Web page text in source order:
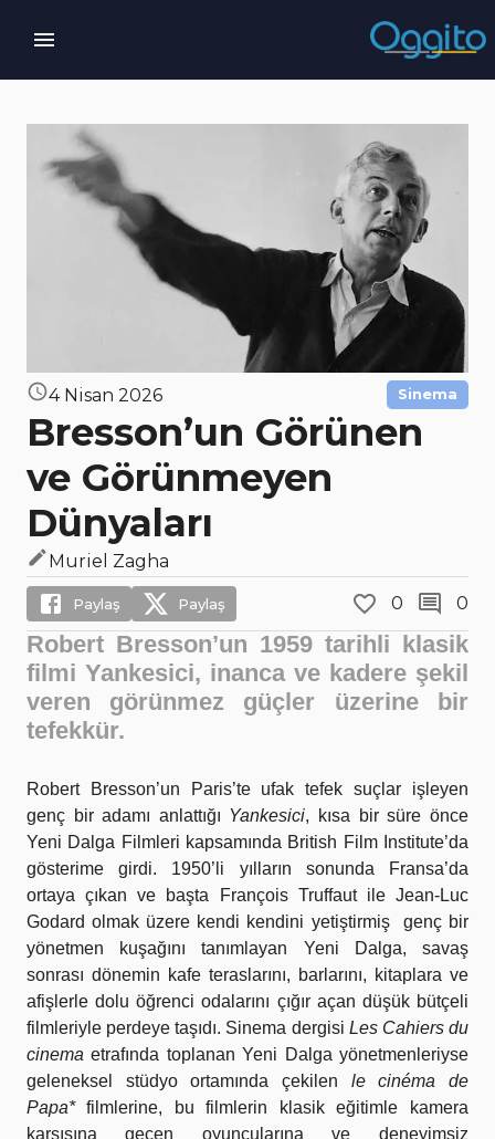
4 Nisan 2026 Sinema
Bresson’un Görünen
ve Görünmeyen
Dünyaları
Muriel Zagha
Paylaş Paylaş 0 0
Robert Bresson’un 1959 tarihli klasik
filmi Yankesici, inanca ve kadere şekil
veren görünmez güçler üzerine bir
tefekkür.
Robert Bresson’un Paris’te ufak tefek suçlar işleyen
genç bir adamı anlattığı Yankesici, kısa bir süre önce
Yeni Dalga Filmleri kapsamında British Film Institute’da
gösterime girdi. 1950’li yılların sonunda Fransa’da
ortaya çıkan ve başta François Truffaut ile Jean-Luc
Godard olmak üzere kendi kendini yetiştirmiş genç bir
yönetmen kuşağını tanımlayan Yeni Dalga, savaş
sonrası dönemin kafe teraslarını, barlarını, kitaplara ve
afişlerle dolu öğrenci odalarını çığır açan düşük bütçeli
filmleriyle perdeye taşıdı. Sinema dergisi Les Cahiers du
cinema etrafında toplanan Yeni Dalga yönetmenleriyse
geleneksel stüdyo ortamında çekilen le cinéma de
Papa*filmlerine, bu filmlerin klasik eğitimle kamera
karşısına geçen oyuncularına ve deneyimsiz